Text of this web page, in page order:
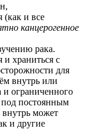
(как и все
канцерогенное
рака.
и храниться с
для
внутрь или
и ограниченного
под постоянным
может
и другие